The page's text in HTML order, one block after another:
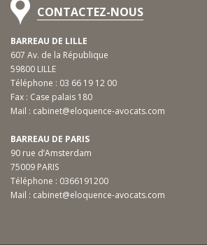
CONTACTEZ-NOUS
BARREAU DE LILLE
607 Av. de la République
59800 LILLE
Téléphone : 03 66 19 12 00
Fax : Case palais 180
Mail : cabinet@eloquence-avocats.com
BARREAU DE PARIS
90 rue d’Amsterdam
75009 PARIS
Téléphone : 0366191200
Mail : cabinet@eloquence-avocats.com